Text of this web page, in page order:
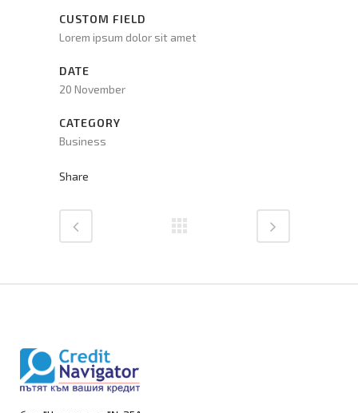
CUSTOM FIELD
Lorem ipsum dolor sit amet
DATE
20 November
CATEGORY
Business
Share